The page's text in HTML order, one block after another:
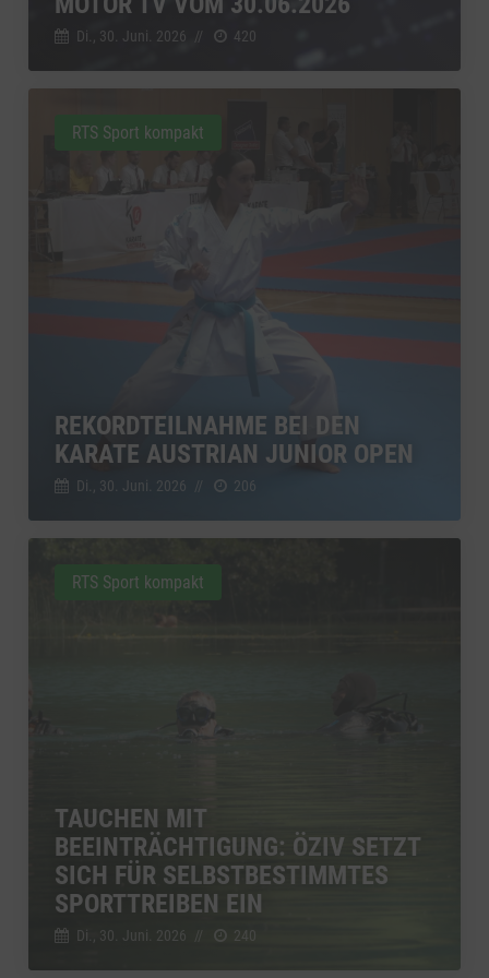
Di., 30. Juni. 2026 // 420
REKORDTEILNAHME BEI DEN
KARATE AUSTRIAN JUNIOR OPEN
Di., 30. Juni. 2026 // 206
RTS Sport kompakt
TAUCHEN MIT
BEEINTRÄCHTIGUNG: ÖZIV SETZT
SICH FÜR SELBSTBESTIMMTES
SPORTTREIBEN EIN
Di., 30. Juni. 2026 // 240
RTS Sport kompakt